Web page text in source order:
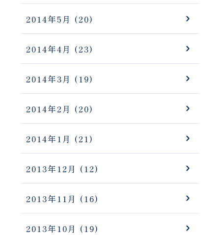
2014年5月 (20)
2014年4月 (23)
2014年3月 (19)
2014年2月 (20)
2014年1月 (21)
2013年12月 (12)
2013年11月 (16)
2013年10月 (19)